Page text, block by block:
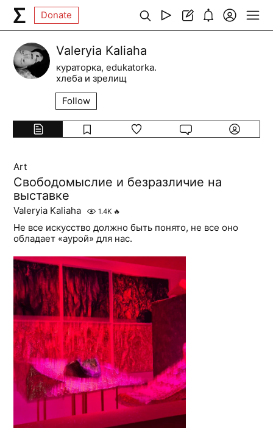
Donate
Valeryia Kaliaha
кураторка, edukatorka.
хлеба и зрелищ
Follow
Art
Свободомыслие и безразличие на
выставке
Valeryia Kaliaha 1.4K 🔥
Не все искусство должно быть понято, не все оно
обладает «аурой» для нас.